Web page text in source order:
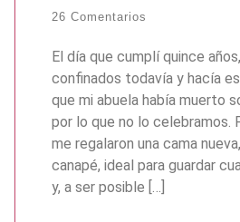
26 Comentarios
El día que cumplí quince
confinados todavía y hacía
que mi abuela había muerto
por lo que no lo celebramos.
me regalaron una cama
canapé, ideal para guardar
y, a ser posible […]